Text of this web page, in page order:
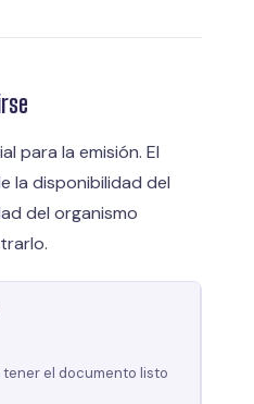
para la emisión. El
la disponibilidad del
del organismo
el documento listo